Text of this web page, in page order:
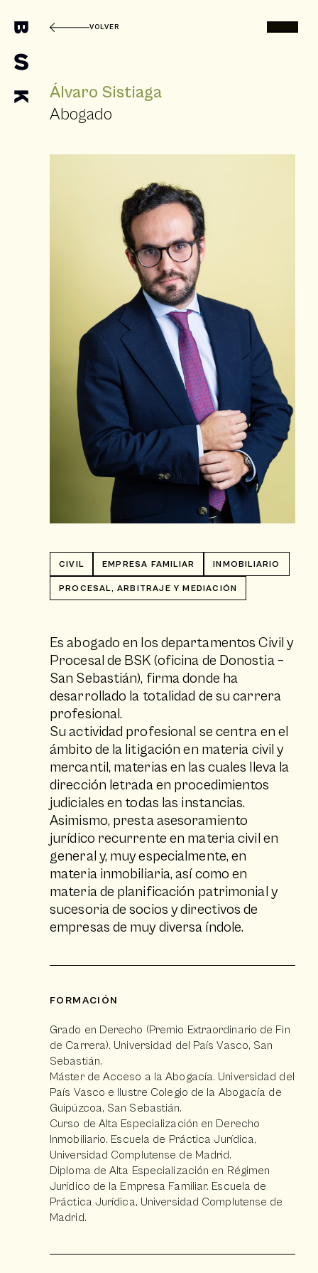
VOLVER
Álvaro Sistiaga
Abogado
CIVIL EMPRESA FAMILIAR INMOBILIARIO
PROCESAL, ARBITRAJE Y MEDIACIÓN
Es abogado en los departamentos Civil y
Procesal de BSK (oficina de Donostia –
San Sebastián), firma donde ha
desarrollado la totalidad de su carrera
profesional.
Su actividad profesional se centra en el
ámbito de la litigación en materia civil y
mercantil, materias en las cuales lleva la
dirección letrada en procedimientos
judiciales en todas las instancias.
Asimismo, presta asesoramiento
jurídico recurrente en materia civil en
general y, muy especialmente, en
materia inmobiliaria, así como en
materia de planificación patrimonial y
sucesoria de socios y directivos de
empresas de muy diversa índole.
FORMACIÓN
Grado en Derecho (Premio Extraordinario de Fin
de Carrera). Universidad del País Vasco, San
Sebastián.
Máster de Acceso a la Abogacía. Universidad del
País Vasco e Ilustre Colegio de la Abogacía de
Guipúzcoa, San Sebastián.
Curso de Alta Especialización en Derecho
Inmobiliario. Escuela de Práctica Jurídica,
Universidad Complutense de Madrid.
Diploma de Alta Especialización en Régimen
Jurídico de la Empresa Familiar. Escuela de
Práctica Jurídica, Universidad Complutense de
Madrid.